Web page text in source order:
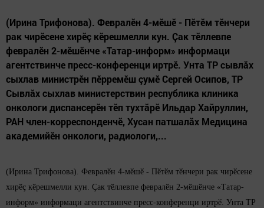
(Ирина Трифонова). Февралӗн 4-мӗшӗ - Пӗтӗм тӗнчери
рак чирӗсене хирӗç кӗрешмелли кун. Çак тӗллевпе
февралӗн 2-мӗшӗнче «Татар-информ» информаци
агентствинче пресс-конференци иртрӗ. Унта ТР сывлăх
сыхлав министрӗн пӗрремӗш çумӗ Сергей Осипов, ТР
Сывлăх сыхлав министерствин республика клиника
онкологи диспансерӗн тӗп тухтăрӗ Ильдар Хайруллин,
РАН член-корреспонденчӗ, Хусан патшалăх Медицина
академийӗн онкологи, радиологи,...
(Ирина Трифонова). Февралӗн 4-мӗшӗ - Пӗтӗм тӗнчери рак чирӗсене
хирӗç кӗрешмелли кун. Çак тӗллевпе февралӗн 2-мӗшӗнче «Татар-
информ» информаци агентствинче пресс-конференци иртрӗ. Унта ТР